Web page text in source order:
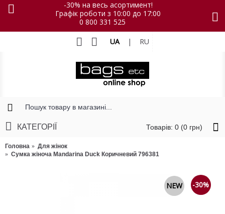
-30% на весь асортимент!
Графік роботи з 10:00 до 17:00
0 800 331 525
UA | RU
Товарів: 0 (0 грн)
КАТЕГОРІЇ
Головна
Для жінок
Сумка жіноча Mandarina Duck Коричневий 796381
-30%
NEW